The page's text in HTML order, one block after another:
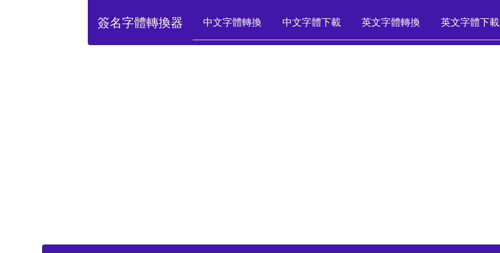
簽名字體轉換器 中文字體轉換 中文字體下載 英文字體轉換 英文字體下載